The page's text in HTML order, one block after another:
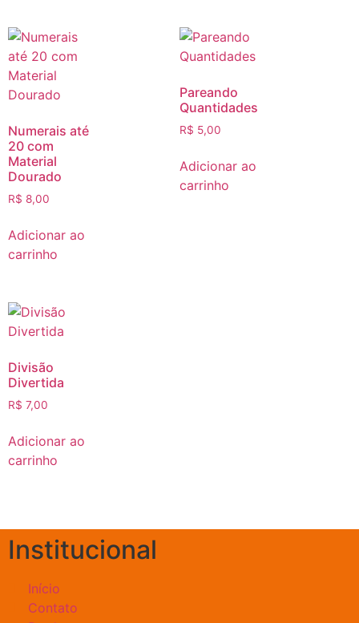
Numerais até
20 com
Material
Dourado
R$ 8,00
Adicionar ao
carrinho
Pareando
Quantidades
R$ 5,00
Adicionar ao
carrinho
Divisão
Divertida
R$ 7,00
Adicionar ao
carrinho
Institucional
Início
Contato